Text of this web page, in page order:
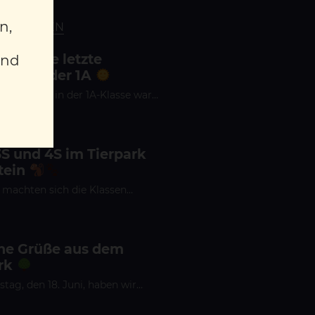
letzte
in der 1A
in der 1A-Klasse war…
und 4S im Tierpark
sich die Klassen…
Grüße aus dem
den 18. Juni, haben wir…